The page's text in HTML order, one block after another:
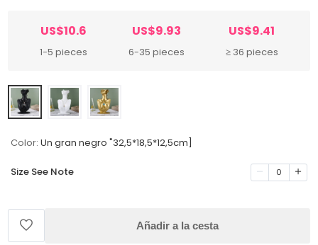
US$10.6
1-5 pieces
US$9.93
6-35 pieces
US$9.41
≥ 36 pieces
Color: Un gran negro "32,5*18,5*12,5cm]
Size See Note 0
Añadir a la cesta